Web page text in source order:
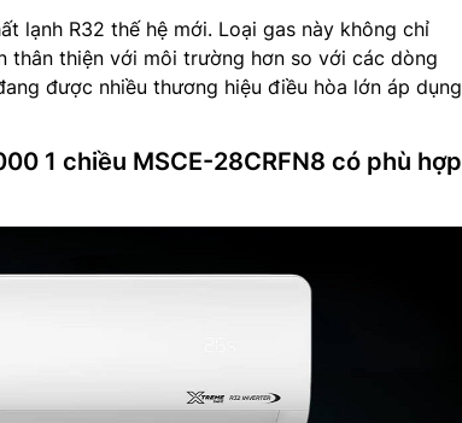
lạnh R32 thế hệ mới. Loại gas này không chỉ
thân thiện với môi trường hơn so với các dòng
được nhiều thương hiệu điều hòa lớn áp dụng
1 chiều MSCE-28CRFN8 có phù hợp